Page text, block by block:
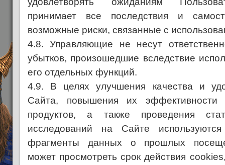
принимает все последствия и
возможные риски, связанные с
4.8. Управляющие не несут
убытков, произошедшие вследствие
его отдельных функций.
4.9. В целях улучшения качества и
Сайта, повышения их эффективности
продуктов, а также проведения
исследований на Сайте
фрагменты данных о прошлых
может просмотреть срок действия